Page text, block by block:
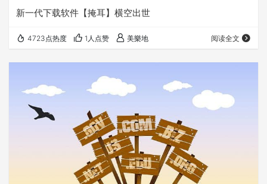
新一代下载软件【掩耳】横空出世
4723点热度 1人点赞 美樂地 阅读全文